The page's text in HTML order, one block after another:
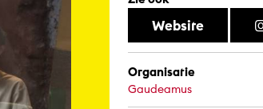
Website
Organisatie
Gaudeamus